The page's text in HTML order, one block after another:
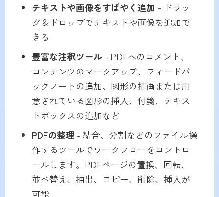
テキストや画像をすばやく追加 - ドラッ
グ＆ドロップでテキストや画像を追加で
きる
豊富な注釈ツール- PDFへのコメント、
コンテンツのマークアップ、フィードバ
ックノートの追加、図形の描画または用
意されている図形の挿入、付箋、テキス
トボックスの追加など
PDFの整理 - 結合、分割などのファイル操
作するツールでワークフローをコントロ
ールします。PDFページの置換、回転、
並べ替え、抽出、コピー、削除、挿入が
可能